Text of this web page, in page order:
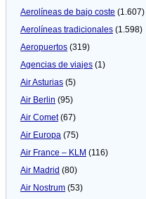
Aerolíneas de bajo coste (1.607)
Aerolíneas tradicionales (1.598)
Aeropuertos (319)
Agencias de viajes (1)
Air Asturias (5)
Air Berlin (95)
Air Comet(67)
Air Europa (75)
Air France – KLM (116)
Air Madrid (80)
Air Nostrum (53)